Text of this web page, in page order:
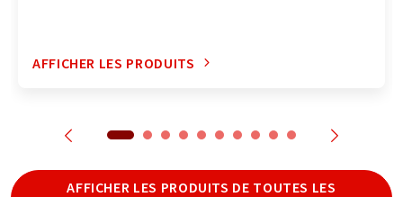
AFFICHER LES PRODUITS
AFFICHER LES PRODUITS DE TOUTES LES